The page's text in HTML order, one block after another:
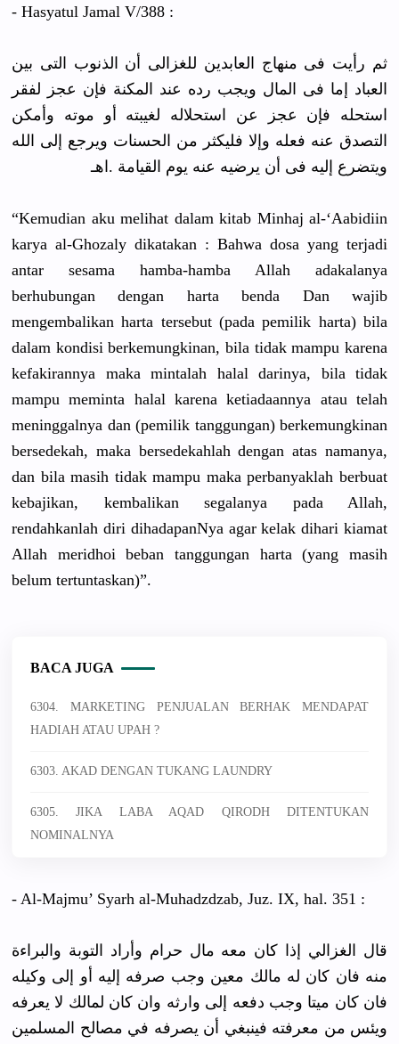
- Hasyatul Jamal V/388 :
ثم رأيت فى منهاج العابدين للغزالى أن الذنوب التى بين
العباد إما فى المال ويجب رده عند المكنة فإن عجز لفقر
استحله فإن عجز عن استحلاله لغيبته أو موته وأمكن
التصدق عنه فعله وإلا فليكثر من الحسنات ويرجع إلى الله
ويتضرع إليه فى أن يرضيه عنه يوم القيامة .اهـ
“Kemudian aku melihat dalam kitab Minhaj al-‘Aabidiin
karya al-Ghozaly dikatakan : Bahwa dosa yang terjadi
antar sesama hamba-hamba Allah adakalanya
berhubungan dengan harta benda Dan wajib
mengembalikan harta tersebut (pada pemilik harta) bila
dalam kondisi berkemungkinan, bila tidak mampu karena
kefakirannya maka mintalah halal darinya, bila tidak
mampu meminta halal karena ketiadaannya atau telah
meninggalnya dan (pemilik tanggungan) berkemungkinan
bersedekah, maka bersedekahlah dengan atas namanya,
dan bila masih tidak mampu maka perbanyaklah berbuat
kebajikan, kembalikan segalanya pada Allah,
rendahkanlah diri dihadapanNya agar kelak dihari kiamat
Allah meridhoi beban tanggungan harta (yang masih
belum tertuntaskan)”.
BACA JUGA
6304. MARKETING PENJUALAN BERHAK MENDAPAT
HADIAH ATAU UPAH ?
6303. AKAD DENGAN TUKANG LAUNDRY
6305. JIKA LABA AQAD QIRODH DITENTUKAN
NOMINALNYA
- Al-Majmu’ Syarh al-Muhadzdzab, Juz. IX, hal. 351 :
قال الغزالي إذا كان معه مال حرام وأراد التوبة والبراءة
منه فان كان له مالك معين وجب صرفه إليه أو إلى وكيله
فان كان ميتا وجب دفعه إلى وارثه وان كان لمالك لا يعرفه
ويئس من معرفته فينبغي أن يصرفه في مصالح المسلمين